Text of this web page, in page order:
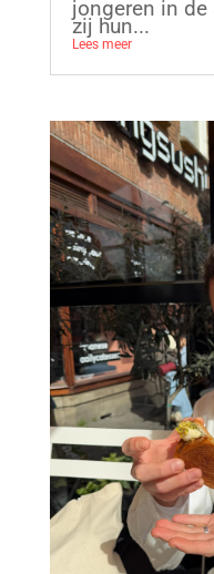
jongeren in
zij hun...
Lees meer